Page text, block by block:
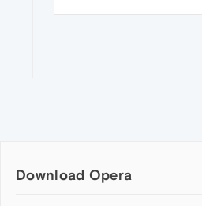
Download Opera